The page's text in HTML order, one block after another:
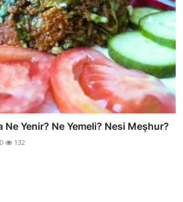
Ne Yenir? Ne Yemeli? Nesi Meşhur?
0 132